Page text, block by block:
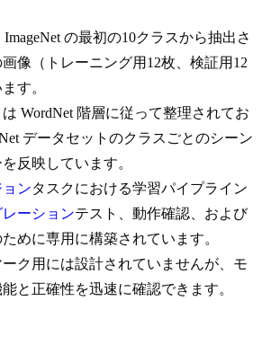
ImageNet の最初の10クラスから抽出さ
像（トレーニング用12枚、検証用12
す。
WordNet 階層に従って整理されてお
データセットのクラスごとのシーン
反映しています。
ンタスクにおける学習パイプライン
ーションテスト、動作確認、および
めに専用に構築されています。
ク用には設計されていませんが、モ
と正確性を迅速に確認できます。